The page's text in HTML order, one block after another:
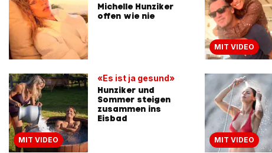
Michelle Hunziker
offen wie nie
MIT VIDEO
«Es ist ja gesund»
Hunziker und
Sommer steigen
zusammen ins
Eisbad
MIT VIDEO
MIT VIDEO